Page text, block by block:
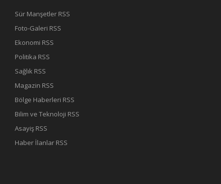
Sür Manşetler RSS
Foto-Galeri RSS
Ekonomi RSS
Politika RSS
Sağlık RSS
Magazin RSS
Bölge Haberleri RSS
Bilim ve Teknoloji RSS
Asayiş RSS
Haber İlanlar RSS